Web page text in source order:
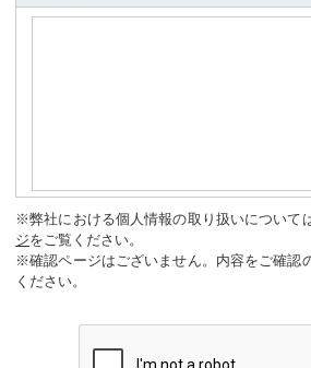
※弊社における個人情報の取り扱いについて
ジをご覧ください。
※確認ページはございません。内容をご確認
ください。